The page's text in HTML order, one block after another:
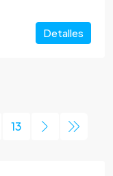
Detalles
13